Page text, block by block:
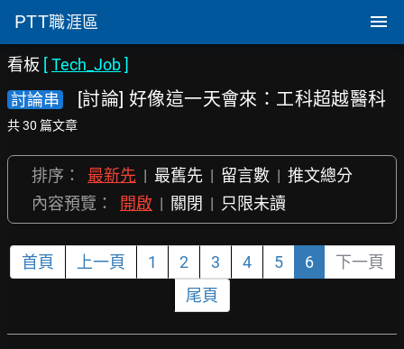
PTT職涯區
看板 [Tech_Job]
討論串
[討論] 好像這一天會來：工科超越醫科
共 30 篇文章
排序： 最新先 | 最舊先 | 留言數 | 推文總分
內容預覽：
開啟 | 關閉 | 只限未讀
首頁 上一頁 1 2 3 4 5 6
下一頁
尾頁